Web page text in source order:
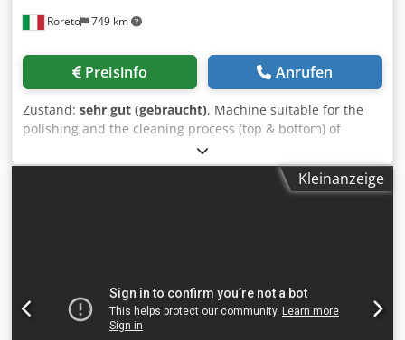
Roreto 749 km
Preisinfo Anrufen
Zustand: sehr gut (gebraucht), Machine suitable for the
polishing and the cleaning process (top & bottom) of
panels. To be positioned on a motorised roller conveyor
following a drilling machine, a double-sided edge bander
or double-end tenoner - Top cleaning system (motorized
Kleinanzeige